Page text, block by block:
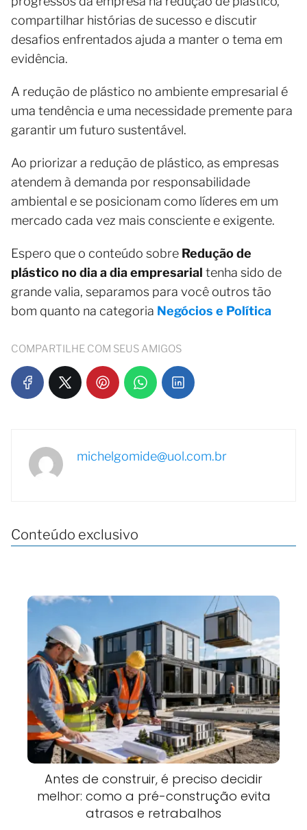
compartilhar histórias de sucesso e discutir
desafios enfrentados ajuda a manter o tema em
evidência.
A redução de plástico no ambiente empresarial é
uma tendência e uma necessidade premente para
garantir um futuro sustentável.
Ao priorizar a redução de plástico, as empresas
atendem à demanda por responsabilidade
ambiental e se posicionam como líderes em um
mercado cada vez mais consciente e exigente.
Espero que o conteúdo sobre Redução de
plástico no dia a dia empresarial tenha sido de
grande valia, separamos para você outros tão
bom quanto na categoria Negócios e Política
COMPARTILHE COM SEUS AMIGOS
michelgomide@uol.com.br
Conteúdo exclusivo
Antes de construir, é preciso decidir
melhor: como a pré-construção evita
atrasos e retrabalhos